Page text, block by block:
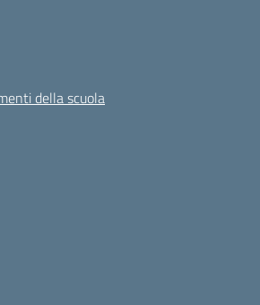
della scuola